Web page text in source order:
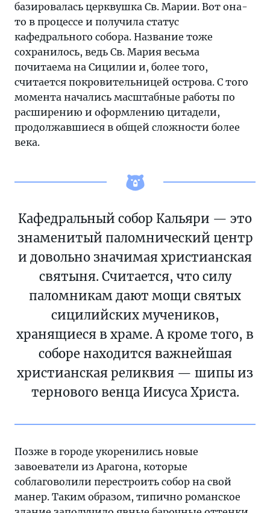
базировалась церквушка Св. Марии. Вот она-
то в процессе и получила статус
кафедрального собора. Название тоже
сохранилось, ведь Св. Мария весьма
почитаема на Сицилии и, более того,
считается покровительницей острова. С того
момента начались масштабные работы по
расширению и оформлению цитадели,
продолжавшиеся в общей сложности более
века.
Кафедральный собор Кальяри — это
знаменитый паломнический центр
и довольно значимая христианская
святыня. Считается, что силу
паломникам дают мощи святых
сицилийских мучеников,
хранящиеся в храме. А кроме того, в
соборе находится важнейшая
христианская реликвия — шипы из
тернового венца Иисуса Христа.
Позже в городе укоренились новые
завоеватели из Арагона, которые
соблаговолили перестроить собор на свой
манер. Таким образом, типично романское